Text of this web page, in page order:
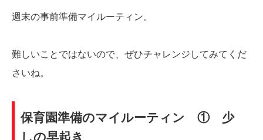
週末の事前準備マイルーティン。
難しいことではないので、ぜひチャレンジしてみてくだ
さいね。
保育園準備のマイルーティン ① 少
しの早起き